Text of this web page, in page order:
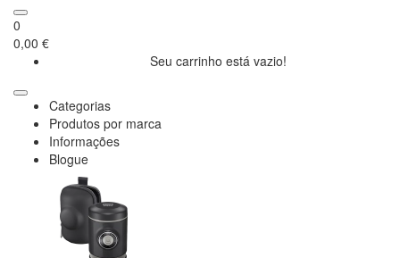
0
0,00 €
Seu carrinho está vazio!
Categorias
Produtos por marca
Informações
Blogue